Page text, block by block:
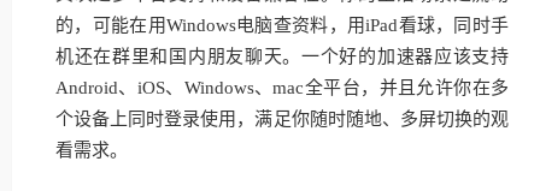
的，可能在用Windows电脑查资料，用iPad看球，同时手
机还在群里和国内朋友聊天。一个好的加速器应该支持
Android、iOS、Windows、mac全平台，并且允许你在多
个设备上同时登录使用，满足你随时随地、多屏切换的观
看需求。